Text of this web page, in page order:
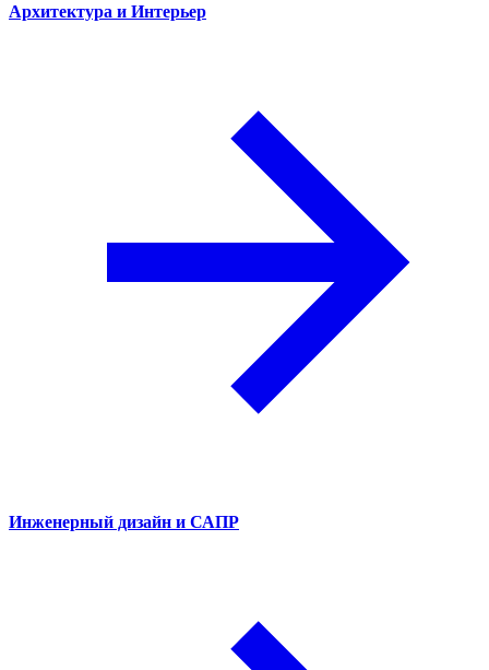
Архитектура и Интерьер
Инженерный дизайн и САПР